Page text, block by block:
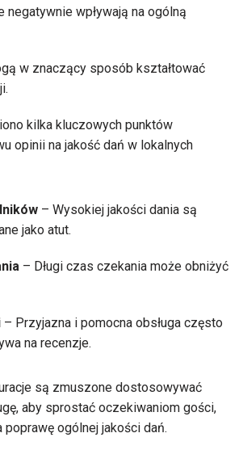
wpływają na ogólną
w znaczący sposób kształtować
kilka kluczowych punktów
opinii na jakość dań w lokalnych
– Wysokiej jakości dania są
jako atut.
– Długi czas czekania może obniżyć
– Przyjazna i pomocna obsługa często
na recenzje.
są zmuszone dostosowywać
aby sprostać oczekiwaniom gości,
poprawę ogólnej jakości dań.